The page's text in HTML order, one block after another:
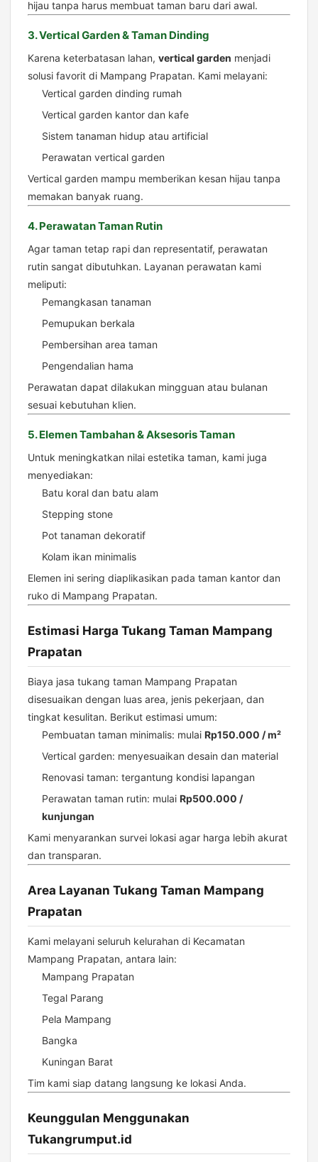
hijau tanpa harus membuat taman baru dari awal.
3. Vertical Garden & Taman Dinding
Karena keterbatasan lahan, vertical garden menjadi
solusi favorit di Mampang Prapatan. Kami melayani:
Vertical garden dinding rumah
Vertical garden kantor dan kafe
Sistem tanaman hidup atau artificial
Perawatan vertical garden
Vertical garden mampu memberikan kesan hijau tanpa
memakan banyak ruang.
4. Perawatan Taman Rutin
Agar taman tetap rapi dan representatif, perawatan
rutin sangat dibutuhkan. Layanan perawatan kami
meliputi:
Pemangkasan tanaman
Pemupukan berkala
Pembersihan area taman
Pengendalian hama
Perawatan dapat dilakukan mingguan atau bulanan
sesuai kebutuhan klien.
5. Elemen Tambahan & Aksesoris Taman
Untuk meningkatkan nilai estetika taman, kami juga
menyediakan:
Batu koral dan batu alam
Stepping stone
Pot tanaman dekoratif
Kolam ikan minimalis
Elemen ini sering diaplikasikan pada taman kantor dan
ruko di Mampang Prapatan.
Estimasi Harga Tukang Taman Mampang
Prapatan
Biaya jasa tukang taman Mampang Prapatan
disesuaikan dengan luas area, jenis pekerjaan, dan
tingkat kesulitan. Berikut estimasi umum:
Pembuatan taman minimalis: mulai Rp150.000 / m²
Vertical garden: menyesuaikan desain dan material
Renovasi taman: tergantung kondisi lapangan
Perawatan taman rutin: mulai Rp500.000 /
kunjungan
Kami menyarankan survei lokasi agar harga lebih akurat
dan transparan.
Area Layanan Tukang Taman Mampang
Prapatan
Kami melayani seluruh kelurahan di Kecamatan
Mampang Prapatan, antara lain:
Mampang Prapatan
Tegal Parang
Pela Mampang
Bangka
Kuningan Barat
Tim kami siap datang langsung ke lokasi Anda.
Keunggulan Menggunakan
Tukangrumput.id